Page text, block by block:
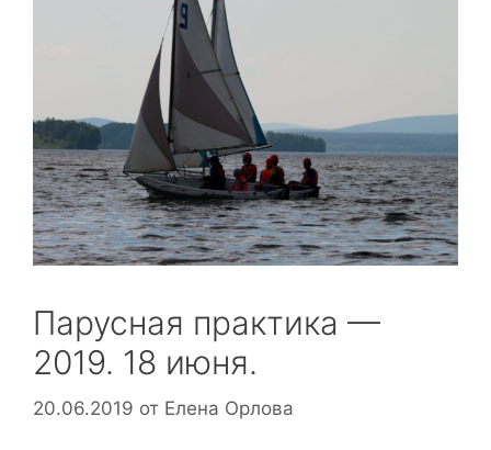
Парусная практика —
2019. 18 июня.
20.06.2019 от Елена Орлова